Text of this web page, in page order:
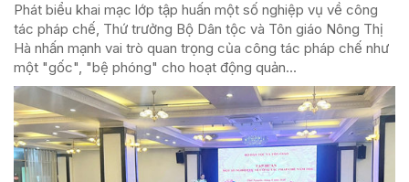
Phát biểu khai mạc lớp tập huấn một số nghiệp vụ về công
tác pháp chế, Thứ trưởng Bộ Dân tộc và Tôn giáo Nông Thị
Hà nhấn mạnh vai trò quan trọng của công tác pháp chế như
một "gốc", "bệ phóng" cho hoạt động quản...